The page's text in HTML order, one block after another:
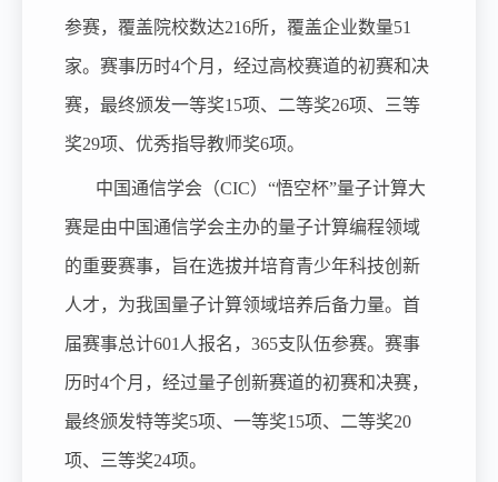
参赛，覆盖院校数达216所，覆盖企业数量51
家。赛事历时4个月，经过高校赛道的初赛和决
赛，最终颁发一等奖15项、二等奖26项、三等
奖29项、优秀指导教师奖6项。
中国通信学会（CIC）“悟空杯”量子计算大
赛是由中国通信学会主办的量子计算编程领域
的重要赛事，旨在选拔并培育青少年科技创新
人才，为我国量子计算领域培养后备力量。首
届赛事总计601人报名，365支队伍参赛。赛事
历时4个月，经过量子创新赛道的初赛和决赛，
最终颁发特等奖5项、一等奖15项、二等奖20
项、三等奖24项。